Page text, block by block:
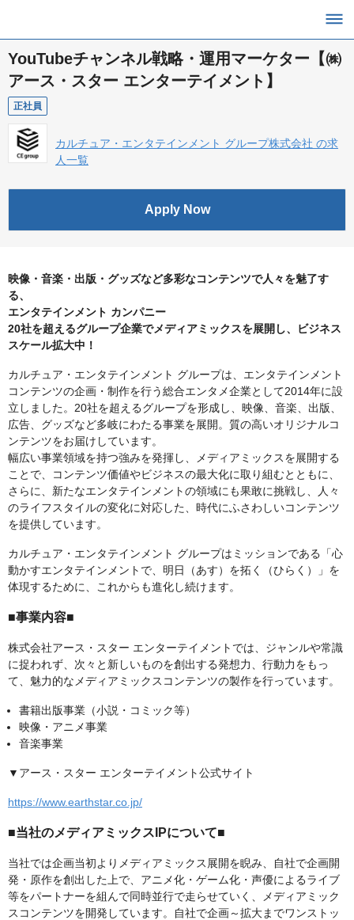
YouTubeチャンネル戦略・運用マーケター【㈱
アース・スター エンターテイメント】
正社員
カルチュア・エンタテインメント グループ株式会社 の求
人一覧
Apply Now
映像・音楽・出版・グッズなど多彩なコンテンツで人々を魅了す
る、
エンタテインメント カンパニー
20社を超えるグループ企業でメディアミックスを展開し、ビジネス
スケール拡大中！
カルチュア・エンタテインメント グループは、エンタテインメント
コンテンツの企画・制作を行う総合エンタメ企業として2014年に設
立しました。20社を超えるグループを形成し、映像、音楽、出版、
広告、グッズなど多岐にわたる事業を展開。質の高いオリジナルコ
ンテンツをお届けしています。
幅広い事業領域を持つ強みを発揮し、メディアミックスを展開する
ことで、コンテンツ価値やビジネスの最大化に取り組むとともに、
さらに、新たなエンタテインメントの領域にも果敢に挑戦し、人々
のライフスタイルの変化に対応した、時代にふさわしいコンテンツ
を提供しています。
カルチュア・エンタテインメント グループはミッションである「心
動かすエンタテインメントで、明日（あす）を拓く（ひらく）」を
体現するために、これからも進化し続けます。
■事業内容■
株式会社アース・スター エンターテイメントでは、ジャンルや常識
に捉われず、次々と新しいものを創出する発想力、行動力をもっ
て、魅力的なメディアミックスコンテンツの製作を行っています。
書籍出版事業（小説・コミック等）
映像・アニメ事業
音楽事業
▼アース・スター エンターテイメント公式サイト
https://www.earthstar.co.jp/
■当社のメディアミックスIPについて■
当社では企画当初よりメディアミックス展開を睨み、自社で企画開
発・原作を創出した上で、アニメ化・ゲーム化・声優によるライブ
等をパートナーを組んで同時並行で走らせていく、メディアミック
スコンテンツを開発しています。自社で企画～拡大までワンストッ